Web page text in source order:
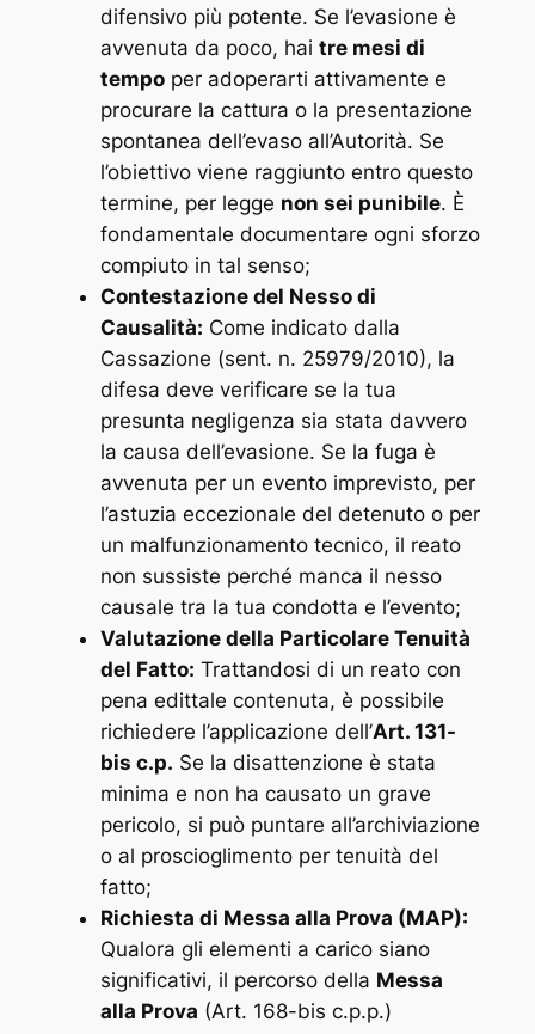
difensivo più potente. Se l’evasione è
avvenuta da poco, hai tre mesi di
tempoper adoperarti attivamente e
procurare la cattura o la presentazione
spontanea dell’evaso all’Autorità. Se
l’obiettivo viene raggiunto entro questo
termine, per legge non sei punibile. È
fondamentale documentare ogni sforzo
compiuto in tal senso;
Contestazione del Nesso di
Causalità: Come indicato dalla
Cassazione (sent. n. 25979/2010), la
difesa deve verificare se la tua
presunta negligenza sia stata davvero
la causa dell’evasione. Se la fuga è
avvenuta per un evento imprevisto, per
l’astuzia eccezionale del detenuto o per
un malfunzionamento tecnico, il reato
non sussiste perché manca il nesso
causale tra la tua condotta e l’evento;
Valutazione della Particolare Tenuità
del Fatto: Trattandosi di un reato con
pena edittale contenuta, è possibile
richiedere l’applicazione dell’Art. 131-
bis c.p. Se la disattenzione è stata
minima e non ha causato un grave
pericolo, si può puntare all’archiviazione
o al proscioglimento per tenuità del
fatto;
Richiesta di Messa alla Prova (MAP):
Qualora gli elementi a carico siano
significativi, il percorso della Messa
alla Prova (Art. 168-bis c.p.p.)